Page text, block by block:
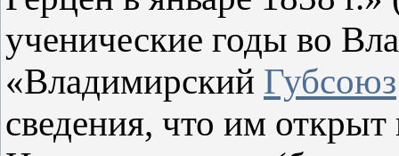
ученические годы во
«Владимирский Губсоюз
сведения, что им